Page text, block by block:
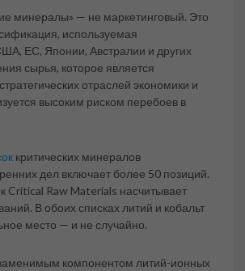
минералы» — не маркетинговый. Это
используемая
ЕС, Японии, Австралии и других
сырья, которое является
отраслей экономики и
высоким риском перебоев в
критических минералов
дел включает более 50 позиций.
Critical Raw Materials насчитывает
В обоих списках литий и кобальт
место — и не случайно.
компонентом литий-ионных